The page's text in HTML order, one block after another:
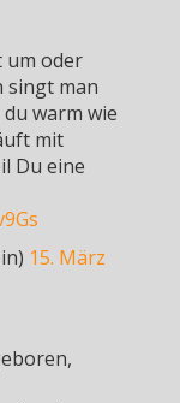
um oder
singt man
warm wie
mit
Du eine
15. März